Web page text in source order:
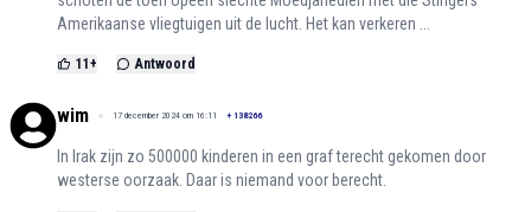
Amerikaanse vliegtuigen uit de lucht. Het kan verkeren ...
11 + Antwoord
wim 17 december 2024 om 16:11 + 138266
In Irak zijn zo 500000 kinderen in een graf terecht gekomen door
westerse oorzaak. Daar is niemand voor berecht.